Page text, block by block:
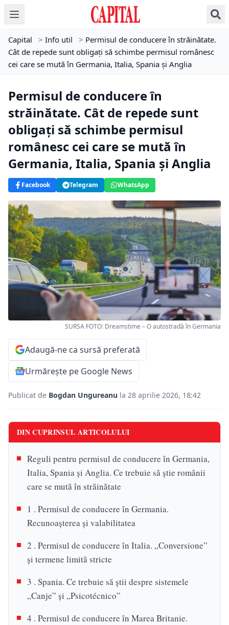
Capital > Info util > Permisul de conducere în străinătate.
Cât de repede sunt obligați să schimbe permisul românesc
cei care se mută în Germania, Italia, Spania și Anglia
Permisul de conducere în
străinătate. Cât de repede sunt
obligați să schimbe permisul
românesc cei care se mută în
Germania, Italia, Spania și Anglia
Facebook Telegram WhatsApp
SURSA FOTO: Dreamstime – O autostradă în Germania
Adaugă-ne ca sursă preferată
Urmărește pe Google News
Publicat de Bogdan Ungureanu la 28 aprilie 2026, 18:42
DIN CUPRINSUL ARTICOLULUI
Reguli pentru permisul de conducere în Germania,
Italia, Spania și Anglia. Ce trebuie să știe românii
care se mută în străinătate
1 . Permisul de conducere în Germania.
Recunoașterea și valabilitatea
2 . Permisul de conducere în Italia. „Conversione”
și termene limită stricte
3 . Spania. Ce trebuie să știi despre sistemele
„Canje” și „Psicotécnico”
4 . Permisul de conducere în Marea Britanie.